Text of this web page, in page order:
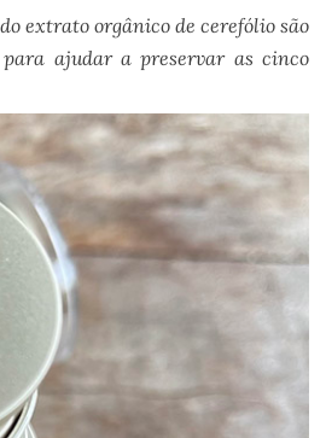
extrato orgânico de cerefólio são
ajudar a preservar as cinco